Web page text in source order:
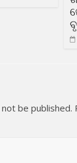
be published.